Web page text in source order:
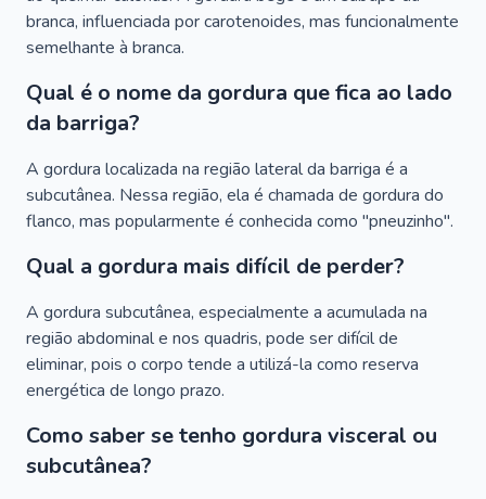
branca, influenciada por carotenoides, mas funcionalmente
semelhante à branca.
Qual é o nome da gordura que fica ao lado
da barriga?
A gordura localizada na região lateral da barriga é a
subcutânea. Nessa região, ela é chamada de gordura do
flanco, mas popularmente é conhecida como "pneuzinho".
Qual a gordura mais difícil de perder?
A gordura subcutânea, especialmente a acumulada na
região abdominal e nos quadris, pode ser difícil de
eliminar, pois o corpo tende a utilizá-la como reserva
energética de longo prazo.
Como saber se tenho gordura visceral ou
subcutânea?